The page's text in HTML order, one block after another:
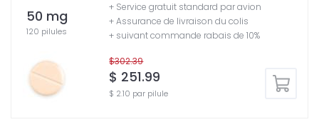
50 mg
120 pilules
$302.39
$ 251.99
$ 2.10 par pilule
+ Service gratuit standard par avion
+ Assurance de livraison du colis
+ suivant commande rabais de 10%